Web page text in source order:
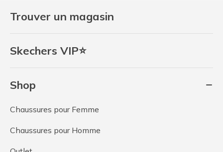
Trouver un magasin
Skechers VIP⭐
Shop
Chaussures pour Femme
Chaussures pour Homme